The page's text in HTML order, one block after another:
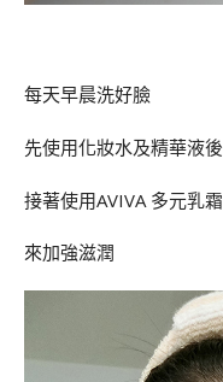
每天早晨洗好臉
先使用化妝水及精華液後
接著使用AVIVA 多元乳霜
來加強滋潤